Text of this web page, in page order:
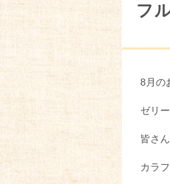
フ
8月の
ゼリ
皆さ
カラ